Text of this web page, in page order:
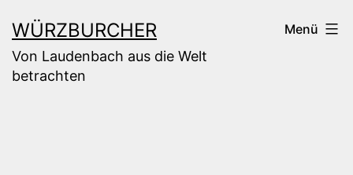
Inhalt
springen
WÜRZBURCHER
Von Laudenbach aus die Welt
betrachten
Menü